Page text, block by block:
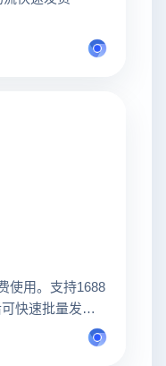
使用。支持1688
快速批量发布